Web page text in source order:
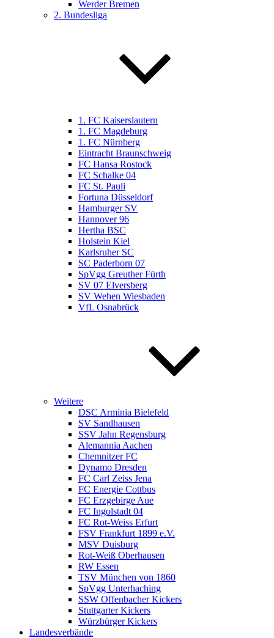
Werder Bremen
2. Bundesliga
1. FC Kaiserslautern
1. FC Magdeburg
1. FC Nürnberg
Eintracht Braunschweig
FC Hansa Rostock
FC Schalke 04
FC St. Pauli
Fortuna Düsseldorf
Hamburger SV
Hannover 96
Hertha BSC
Holstein Kiel
Karlsruher SC
SC Paderborn 07
SpVgg Greuther Fürth
SV 07 Elversberg
SV Wehen Wiesbaden
VfL Osnabrück
Weitere
DSC Arminia Bielefeld
SV Sandhausen
SSV Jahn Regensburg
Alemannia Aachen
Chemnitzer FC
Dynamo Dresden
FC Carl Zeiss Jena
FC Energie Cottbus
FC Erzgebirge Aue
FC Ingolstadt 04
FC Rot-Weiss Erfurt
FSV Frankfurt 1899 e.V.
MSV Duisburg
Rot-Weiß Oberhausen
RW Essen
TSV München von 1860
SpVgg Unterhaching
SSW Offenbacher Kickers
Stuttgarter Kickers
Würzbürger Kickers
Landesverbände